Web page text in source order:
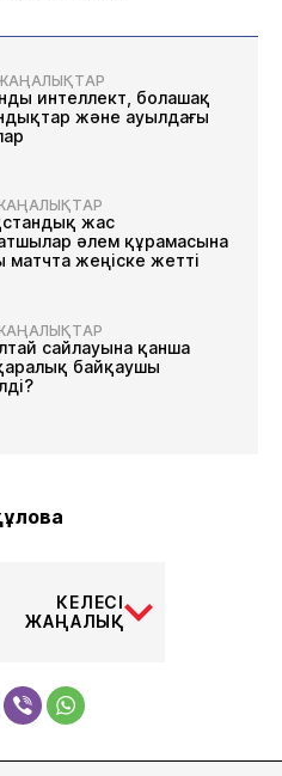
интеллект, болашақ
және ауылдағы
жас
әлем құрамасына
матчта жеңіске жетті
сайлауына қанша
байқаушы
КЕЛЕСІ
ЖАҢАЛЫҚ